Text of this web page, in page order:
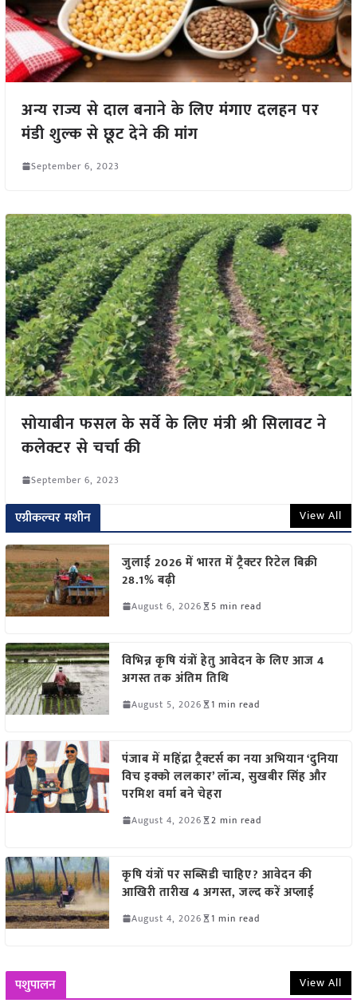
अन्य राज्य से दाल बनाने के लिए मंगाए दलहन पर
मंडी शुल्क से छूट देने की मांग
September 6, 2023
सोयाबीन फसल के सर्वे के लिए मंत्री श्री सिलावट ने
कलेक्टर से चर्चा की
September 6, 2023
एग्रीकल्चर मशीन View All
जुलाई 2026 में भारत में ट्रैक्टर रिटेल बिक्री
28.1% बढ़ी
August 6, 2026 5 min read
विभिन्न कृषि यंत्रों हेतु आवेदन के लिए आज 4
अगस्त तक अंतिम तिथि
August 5, 2026 1 min read
पंजाब में महिंद्रा ट्रैक्टर्स का नया अभियान ‘दुनिया
विच इक्को ललकार’ लॉन्च, सुखबीर सिंह और
परमिश वर्मा बने चेहरा
August 4, 2026 2 min read
कृषि यंत्रों पर सब्सिडी चाहिए? आवेदन की
आखिरी तारीख 4 अगस्त, जल्द करें अप्लाई
August 4, 2026 1 min read
पशुपालन View All